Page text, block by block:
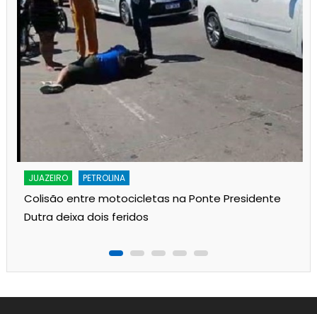
JUAZEIRO PETROLINA
Colisão entre motocicletas na Ponte Presidente
Dutra deixa dois feridos